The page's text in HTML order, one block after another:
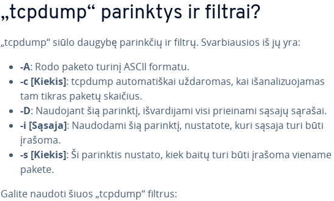
„tcpdump“ parinktys ir filtrai?
„tcpdump“ siūlo daugybę parinkčių ir filtrų. Svar­biau­sios iš jų yra:
-A: Rodo paketo turinį ASCII formatu.
-c [Kiekis]: tcpdump au­to­ma­tiš­kai uždaromas, kai iš­a­na­li­zuo­ja­mas
tam tikras paketų skaičius.
-D: Naudojant šią parinktį, iš­var­di­ja­mi visi prieinami sąsajų sąrašai.
-i [Sąsaja]: Naudodami šią parinktį, nustatote, kuri sąsaja turi būti
įrašoma.
-s [Kiekis]: Ši parinktis nustato, kiek baitų turi būti įrašoma viename
pakete.
Galite naudoti šiuos „tcpdump“ filtrus: